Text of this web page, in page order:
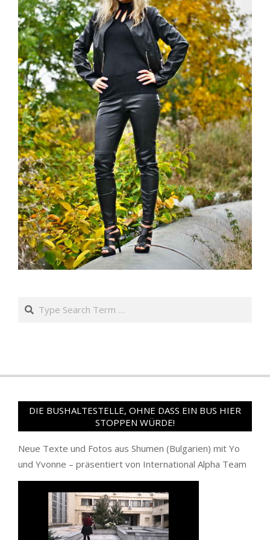
Search
DIE BUSHALTESTELLE, OHNE DASS EIN BUS HIER
STOPPEN WÜRDE!
Neue Texte und Fotos aus Shumen (Bulgarien) mit Yo
und Yvonne – präsentiert von International Alpha Team